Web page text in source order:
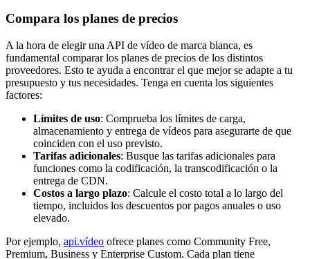
Compara los planes de precios
A la hora de elegir una API de vídeo de marca blanca, es
fundamental comparar los planes de precios de los distintos
proveedores. Esto te ayuda a encontrar el que mejor se adapte a tu
presupuesto y tus necesidades. Tenga en cuenta los siguientes
factores:
Límites de uso: Comprueba los límites de carga,
almacenamiento y entrega de vídeos para asegurarte de que
coinciden con el uso previsto.
Tarifas adicionales: Busque las tarifas adicionales para
funciones como la codificación, la transcodificación o la
entrega de CDN.
Costos a largo plazo: Calcule el costo total a lo largo del
tiempo, incluidos los descuentos por pagos anuales o uso
elevado.
Por ejemplo, api.vídeo ofrece planes como Community Free,
Premium, Business y Enterprise Custom. Cada plan tiene